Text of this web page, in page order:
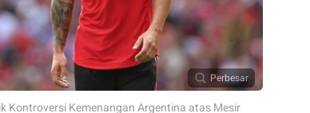
Perbesar
Kontroversi Kemenangan Argentina atas Mesir